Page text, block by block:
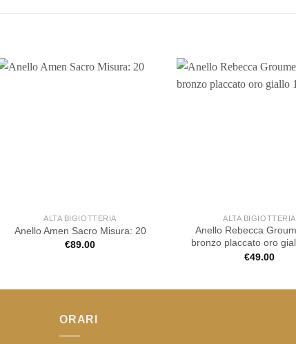
ALTA BIGIOTTERIA
Anello Amen Sacro Misura: 20
€89.00
ALTA BIGIOTTERIA
Anello Rebecca
bronzo placcato oro
€49.00
ORARI